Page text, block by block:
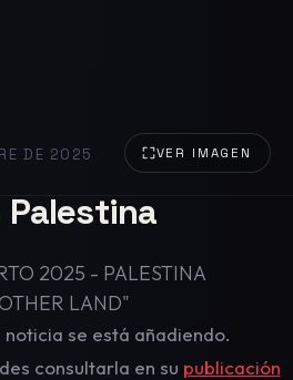
VER IMAGEN
DE 2025
Palestina
2025 - PALESTINA
LAND"
se está añadiendo.
consultarla en su publicación